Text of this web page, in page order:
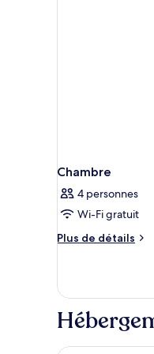
Chambre
4 personnes
Wi-Fi gratuit
Plus de détails
Plus
le
type
de
Chambre